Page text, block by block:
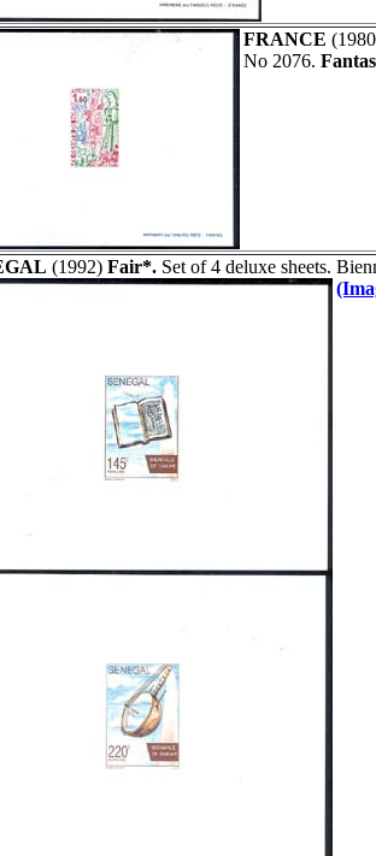
FRANCE
No 2076.
(1992) Fair*. Set of 4 deluxe sheets.